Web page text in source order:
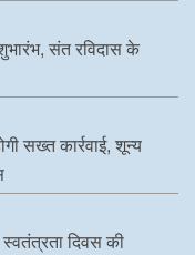
संत रविदास के
सख्त कार्रवाई, शून्य
दिवस की